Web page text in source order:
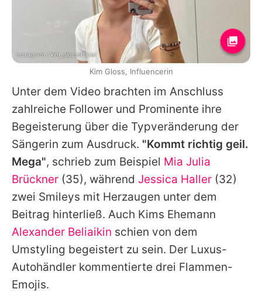
Unter dem Video brachten im Anschluss
zahlreiche Follower und Prominente ihre
Begeisterung über die Typveränderung der
Sängerin zum Ausdruck. "Kommt richtig geil.
Mega", schrieb zum Beispiel Mia Julia
Brückner (35), während Jessica Haller (32)
zwei Smileys mit Herzaugen unter dem
Beitrag hinterließ. Auch Kims Ehemann
Alexander Beliaikin schien von dem
Umstyling begeistert zu sein. Der Luxus-
Autohändler kommentierte drei Flammen-
Emojis.
Instagram / kim_glossofficial
Kim Gloss, Influencerin